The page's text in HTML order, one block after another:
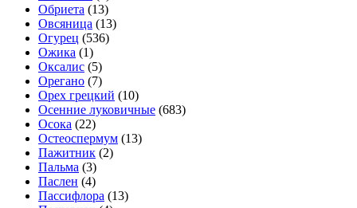
Обриета (13)
Овсяница (13)
Огурец (536)
Ожика (1)
Оксалис (5)
Орегано (7)
Орех грецкий (10)
Осенние луковичные (683)
Осока (22)
Остеоспермум (13)
Пажитник (2)
Пальма (3)
Паслен (4)
Пассифлора (13)